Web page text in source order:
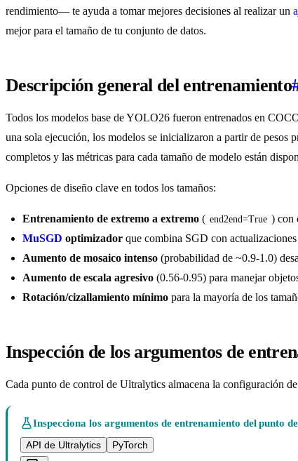
rendimiento— te ayuda a tomar mejores decisiones al realizar un
mejor para el tamaño de tu conjunto de datos.
Descripción general del entrenamiento
Todos los modelos base de YOLO26 fueron entrenados en
una sola ejecución, los modelos se inicializaron a partir de pesos
completos y las métricas para cada tamaño de modelo están
Opciones de diseño clave en todos los tamaños:
Entrenamiento de extremo a extremo ( end2end=True ) con
MuSGD optimizador que combina SGD con
Aumento de mosaico intenso (probabilidad de ~0.9-1.0)
Aumento de escala agresivo (0.56-0.95) para manejar
Rotación/cizallamiento mínimo para la mayoría de los
Inspección de los argumentos de
Cada punto de control de Ultralytics almacena la configuración
Inspecciona los argumentos de entrenamiento del punto
API de Ultralytics
PyTorch